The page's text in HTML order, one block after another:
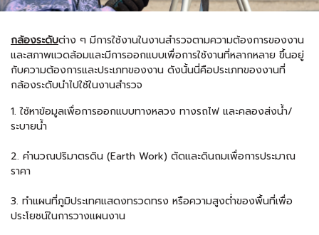
กล้องระดับต่าง ๆ มีการใช้งานในงานสำรวจตามความต้องการของงาน
และสภาพแวดล้อมและมีการออกแบบเพื่อการใช้งานที่หลากหลาย ขึ้นอยู่
กับความต้องการและประเภทของงาน ดังนั้นนี่คือประเภทของงานที่
กล้องระดับนำไปใช้ในงานสำรวจ
1. ใช้หาข้อมูลเพื่อการออกแบบทางหลวง ทางรถไฟ และคลองส่งน้ำ/
ระบายน้ำ
2. คำนวณปริมาตรดิน (Earth Work) ตัดและดินถมเพื่อการประมาณ
ราคา
3. ทำแผนที่ภูมิประเทศแสดงทรวดทรง หรือความสูงต่ำของพื้นที่เพื่อ
ประโยชน์ในการวางแผนงาน